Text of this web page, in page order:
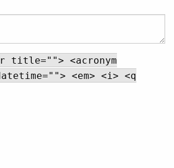
title=""> <acronym
<em> <i> <q